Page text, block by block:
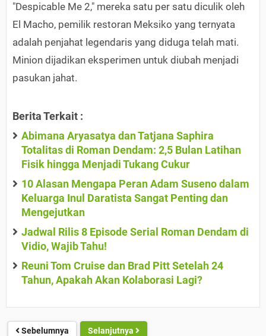
"Despicable Me 2," mereka satu per satu diculik oleh
El Macho, pemilik restoran Meksiko yang ternyata
adalah penjahat legendaris yang diduga telah mati.
Minion dijadikan eksperimen untuk diubah menjadi
pasukan jahat.
Berita Terkait :
Abimana Aryasatya dan Tatjana Saphira
Totalitas di Roman Dendam: 2,5 Bulan Latihan
Fisik hingga Menjadi Tukang Cukur
10 Alasan Mengapa Peran Adam Suseno dalam
Keluarga Inul Daratista Sangat Penting dan
Mengejutkan
Jadwal Rilis 8 Episode Serial Roman Dendam di
Vidio, Wajib Tahu!
Reuni Tom Cruise dan Brad Pitt Setelah 24
Tahun, Apakah Akan Kolaborasi Lagi?
Sebelumnya Selanjutnya